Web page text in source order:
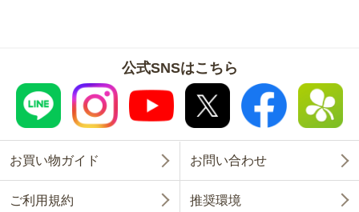
公式SNSはこちら
お買い物ガイド お問い合わせ
ご利用規約 推奨環境